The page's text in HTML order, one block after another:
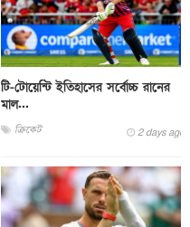
টি-টোয়েন্টি ইতিহাসের সর্বোচ্চ রানের
মাল...
ক্রিকেট 2 days ago